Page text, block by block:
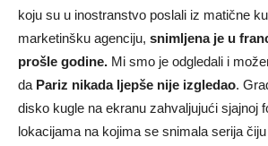
koju su u inostranstvo poslali iz matične
marketinšku agenciju, snimljena je u
prošle godine. Mi smo je odgledali i
da Pariz nikada ljepše nije izgledao.
disko kugle na ekranu zahvaljujući sjajnoj
lokacijama na kojima se snimala serija